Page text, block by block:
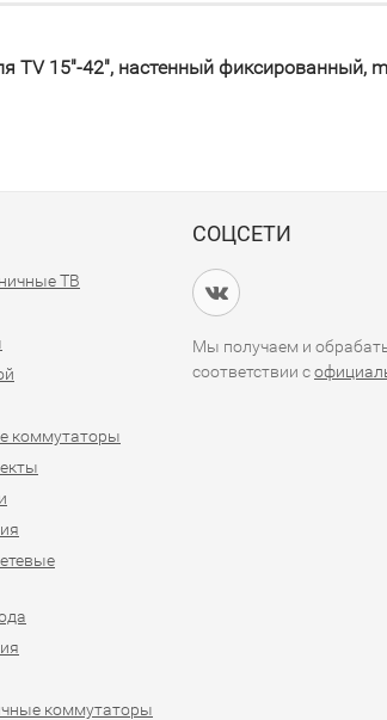
TV 15"-42", настенный фиксированный,
ТВ
коммутаторы
коммутаторы
СОЦСЕТИ
Мы получаем и
соответствии с